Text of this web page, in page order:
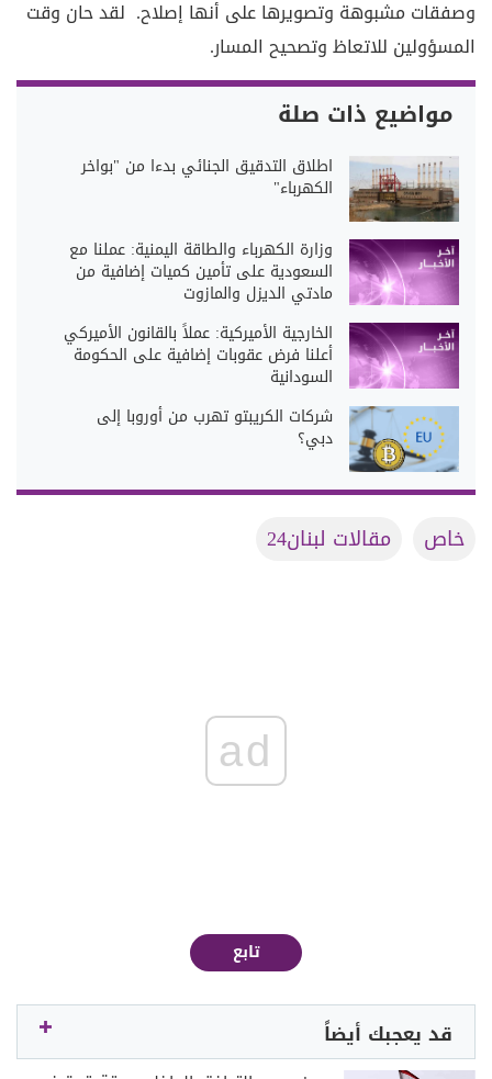
وصفقات مشبوهة وتصويرها على أنها إصلاح. لقد حان وقت
المسؤولين للاتعاظ وتصحيح المسار.
مواضيع ذات صلة
اطلاق التدقيق الجنائي بدءا من "بواخر
الكهرباء"
وزارة الكهرباء والطاقة اليمنية: عملنا مع
السعودية على تأمين كميات إضافية من
مادتي الديزل والمازوت
الخارجية الأميركية: عملاً بالقانون الأميركي
أعلنا فرض عقوبات إضافية على الحكومة
السودانية
شركات الكريبتو تهرب من أوروبا إلى
دبي؟
خاص مقالات لبنان24
ad
تابع
قد يعجبك أيضاً